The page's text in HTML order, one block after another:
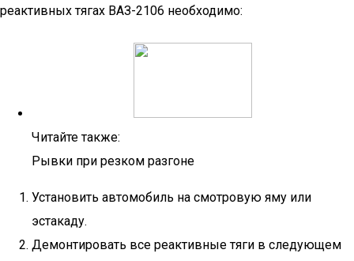
реактивных тягах ВАЗ-2106 необходимо:
Читайте также:
Рывки при резком разгоне
Установить автомобиль на смотровую яму или
эстакаду.
Демонтировать все реактивные тяги в следующем